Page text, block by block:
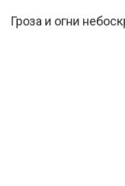
Гроза и огни